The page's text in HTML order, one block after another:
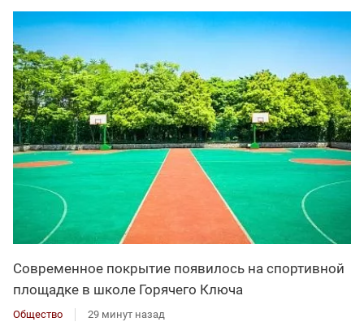
Современное покрытие появилось на спортивной
площадке в школе Горячего Ключа
Общество 29 минут назад